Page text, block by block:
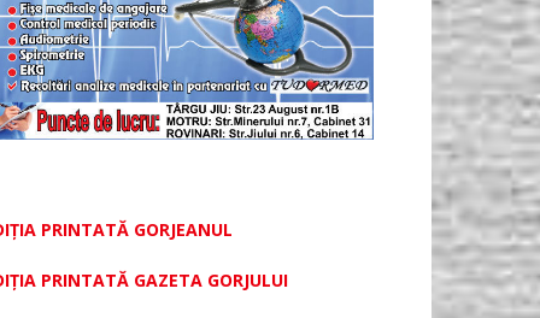
PRINTATĂ GORJEANUL
PRINTATĂ GAZETA GORJULUI